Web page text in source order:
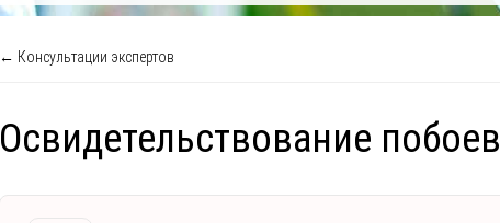
← Консультации экспертов
Освидетельствование побоев